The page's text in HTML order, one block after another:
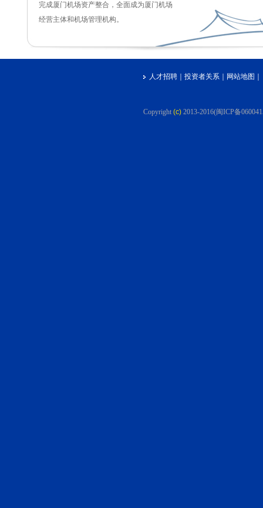
完成厦门机场资产整合，全面成为厦门机场
经营主体和机场管理机构。
人才招聘 投资者关系 网站地图
Copyright (c) 2013-2016(闽ICP备